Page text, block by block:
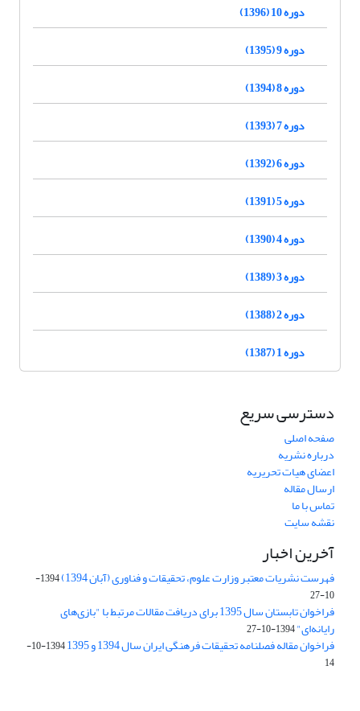
دوره 10 (1396)
دوره 9 (1395)
دوره 8 (1394)
دوره 7 (1393)
دوره 6 (1392)
دوره 5 (1391)
دوره 4 (1390)
دوره 3 (1389)
دوره 2 (1388)
دوره 1 (1387)
دسترسی سریع
صفحه اصلی
درباره نشریه
اعضای هیات تحریریه
ارسال مقاله
تماس با ما
نقشه سایت
آخرین اخبار
فهرست نشریات معتبر وزارت علوم، تحقیقات و فناوری (آبان 1394)
1394-
10-27
فراخوان تابستان سال 1395 برای دریافت مقالات مرتبط با "بازی‌های
رایانه‌ای"1394-10-27
فراخوان مقاله فصلنامه تحقیقات فرهنگی ایران سال 1394 و 1395
1394-10-
14